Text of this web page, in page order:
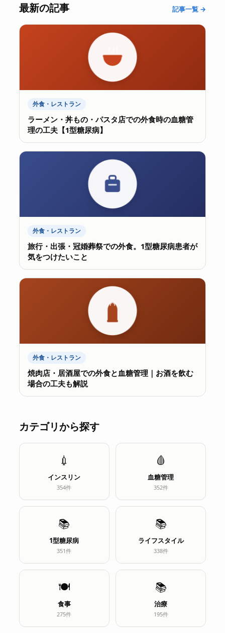
最新の記事 記事一覧 →
外食・レストラン
ラーメン・丼もの・パスタ店での外食時の血糖管
理の工夫【1型糖尿病】
外食・レストラン
旅行・出張・冠婚葬祭での外食。1型糖尿病患者が
気をつけたいこと
外食・レストラン
焼肉店・居酒屋での外食と血糖管理｜お酒を飲む
場合の工夫も解説
カテゴリから探す
💉
インスリン
354件
🩸
血糖管理
352件
📚
1型糖尿病
351件
📚
ライフスタイル
338件
🍽️
食事
275件
📚
治療
195件